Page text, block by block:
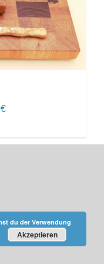
€Aktueller
du der Verwendung
Akzeptieren